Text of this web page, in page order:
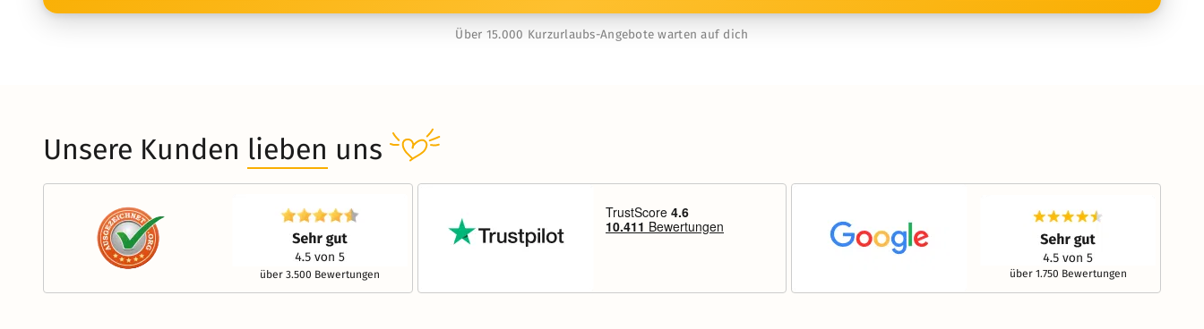
Über 15.000 Kurzurlaubs-Angebote warten auf dich
Unsere Kunden lieben uns
über 3.500 Bewertungen über 1.750 Bewertungen